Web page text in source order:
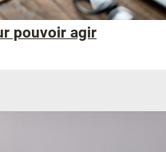
pouvoir agir